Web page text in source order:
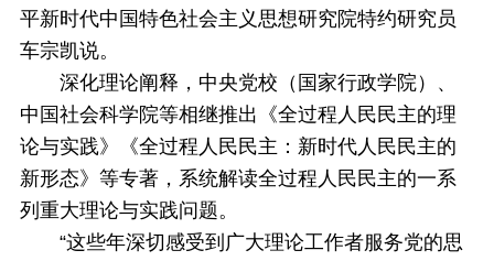
平新时代中国特色社会主义思想研究院特约研究员
车宗凯说。
深化理论阐释，中央党校（国家行政学院）、
中国社会科学院等相继推出《全过程人民民主的理
论与实践》《全过程人民民主：新时代人民民主的
新形态》等专著，系统解读全过程人民民主的一系
列重大理论与实践问题。
“这些年深切感受到广大理论工作者服务党的思